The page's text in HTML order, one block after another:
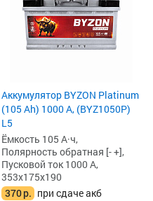
Аккумулятор BYZON Platinum
(105 Ah) 1000 А, (BYZ1050P)
L5
Ёмкость 105 А·ч,
Полярность обратная [- +],
Пусковой ток 1000 А,
353x175x190
370р. при сдаче акб